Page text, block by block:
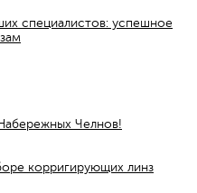
специалистов: успешное
Челнов!
корригирующих линз